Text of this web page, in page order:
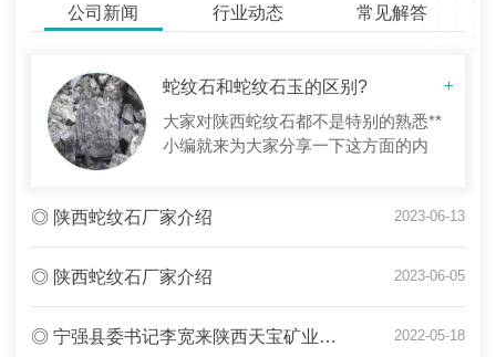
公司新闻 行业动态 常见解答
蛇纹石和蛇纹石玉的区别?
+
大家对陕西蛇纹石都不是特别的熟悉**
小编就来为大家分享一下这方面的内
石、利蛇纹石、纤蛇纹石等。它们的颜
色一般常为绿色调，但也有浅灰、...
◎ 陕西蛇纹石厂家介绍 2023-06-13
◎ 陕西蛇纹石厂家介绍 2023-06-05
◎ 宁强县委书记李宽来陕西天宝矿业有限公司调研 2022-05-18